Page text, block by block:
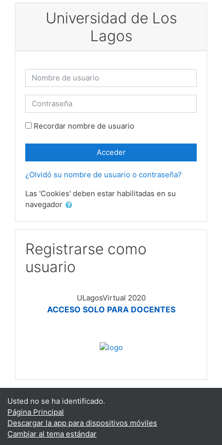
Salta al contenido principal
Universidad de Los
Lagos
Nombre de usuario
Contraseña
Recordar nombre de usuario
Acceder
¿Olvidó su nombre de usuario o contraseña?
Las 'Cookies' deben estar habilitadas en su
navegador
Registrarse como
usuario
ULagosVirtual 2020
ACCESO SOLO PARA DOCENTES
Usted no se ha identificado.
Página Principal
Descargar la app para dispositivos móviles
Cambiar al tema estándar